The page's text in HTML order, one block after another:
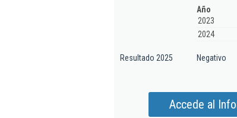
Año
2023
2024
Resultado 2025 Negativo
Accede al